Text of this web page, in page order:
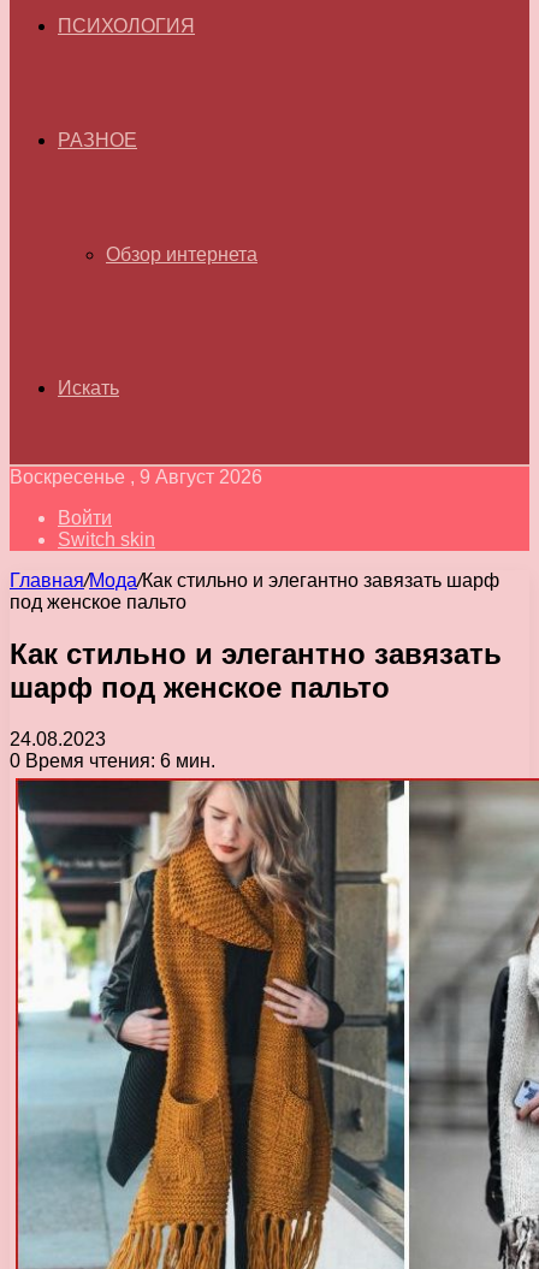
ПСИХОЛОГИЯ
РАЗНОЕ
Обзор интернета
Искать
Воскресенье , 9 Август 2026
Войти
Switch skin
Главная/Мода/Как стильно и элегантно завязать шарф
под женское пальто
Как стильно и элегантно завязать
шарф под женское пальто
24.08.2023
0 Время чтения: 6 мин.